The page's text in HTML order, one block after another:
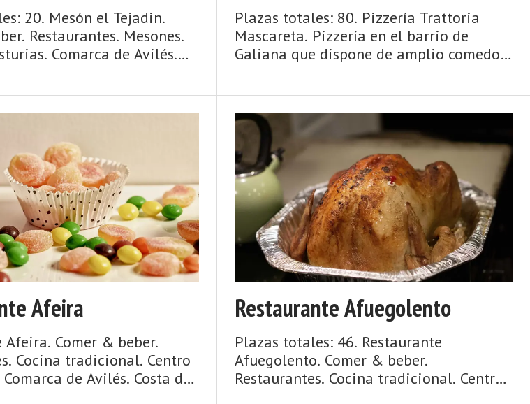
20. Mesón el Tejadin.
Restaurantes. Mesones.
Comarca de Avilés.
urbe comercial,
dinámica, metropolitana,
y de gran tradición
de Avilés. La villa y
...
Plazas totales: 80. Pizzería Trattoria
Mascareta. Pizzería en el barrio de
Galiana que dispone de amplio comedor
pastas y lasañas además de una pequeña
sección para carnes y pescados. Entre sus
especialidades destacan los ñoquis con
champiñones. Especialidades: Lasagnas;
Pizzas; Pastas frescas; Postres caseros.
Servicios: Bar / Cafetería ...
Afeira
Afeira. Comer & beber.
Cocina tradicional. Centro
de Avilés. Costa de
Restaurante Afuegolento
Plazas totales: 46. Restaurante
Afuegolento. Comer & beber.
Restaurantes. Cocina tradicional. Centro